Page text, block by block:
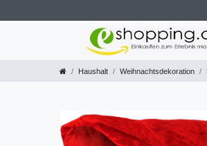
Haushalt Weihnachtsdekoration